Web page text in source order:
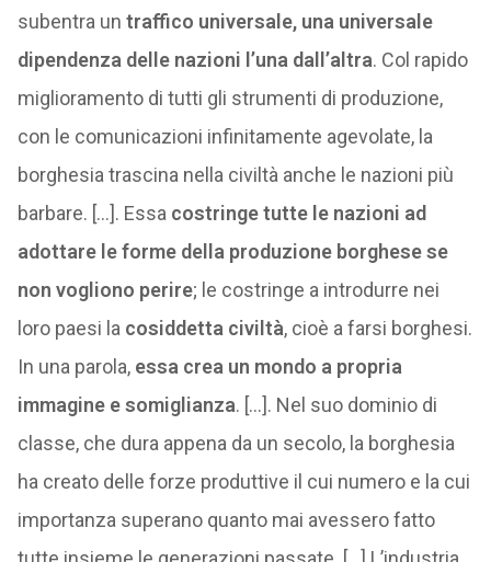
subentra un traffico universale, una universale
dipendenza delle nazioni l’una dall’altra. Col rapido
miglioramento di tutti gli strumenti di produzione,
con le comunicazioni infinitamente agevolate, la
borghesia trascina nella civiltà anche le nazioni più
barbare. […]. Essa costringe tutte le nazioni ad
adottare le forme della produzione borghese se
non vogliono perire; le costringe a introdurre nei
loro paesi la cosiddetta civiltà, cioè a farsi borghesi.
In una parola, essa crea un mondo a propria
immagine e somiglianza. […]. Nel suo dominio di
classe, che dura appena da un secolo, la borghesia
ha creato delle forze produttive il cui numero e la cui
importanza superano quanto mai avessero fatto